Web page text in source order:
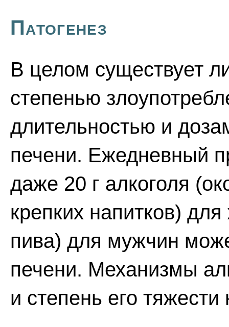
Патогенез
В целом существует
степенью
длительностью и
печени. Ежедневный
даже 20 г алкоголя
крепких напитков)
пива) для мужчин
печени. Механизмы
и степень его